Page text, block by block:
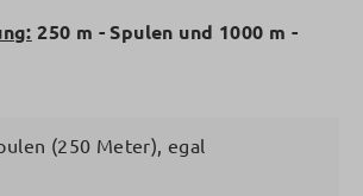
250 m - Spulen und 1000 m -
(250 Meter), egal